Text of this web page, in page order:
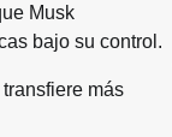
Musk
bajo su control.
transfiere más